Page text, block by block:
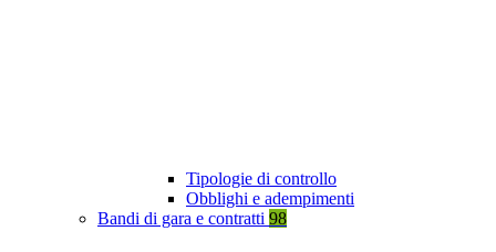
Tipologie di controllo
Obblighi e adempimenti
Bandi di gara e contratti 98